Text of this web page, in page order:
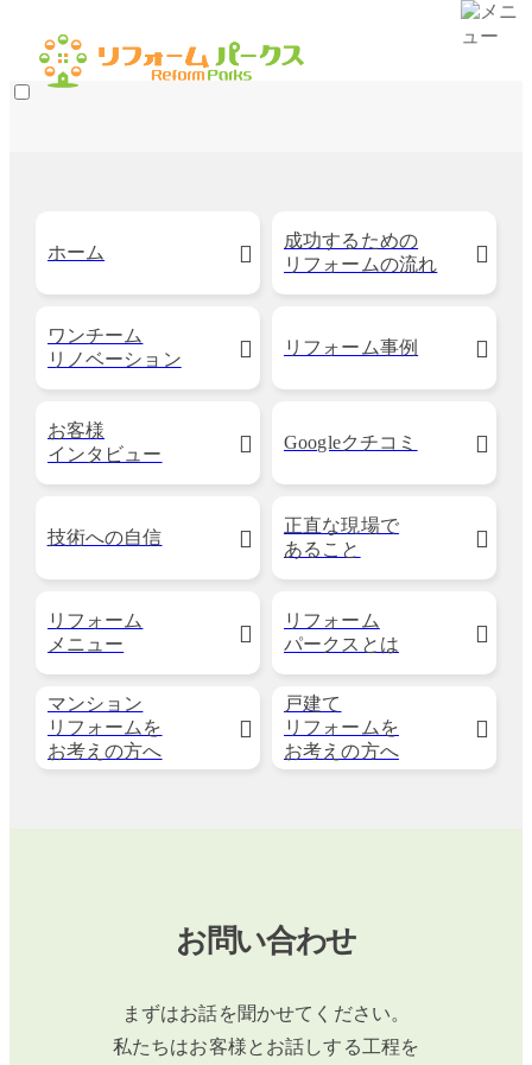
ホーム
成功するための
リフォームの流れ
ワンチーム
リノベーション
リフォーム事例
お客様
インタビュー
Googleクチコミ
技術への自信
正直な現場で
あること
リフォーム
メニュー
リフォーム
パークスとは
マンション
リフォームを
お考えの方へ
戸建て
リフォームを
お考えの方へ
お問い合わせ
まずはお話を聞かせてください。
私たちはお客様とお話しする工程を